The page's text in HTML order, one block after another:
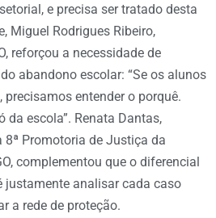
e precisa ser tratado desta
Miguel Rodrigues Ribeiro,
reforçou a necessidade de
abandono escolar: “Se os alunos
entender o porquê.
da escola”. Renata Dantas,
Promotoria de Justiça da
complementou que o diferencial
justamente analisar cada caso
a rede de proteção.